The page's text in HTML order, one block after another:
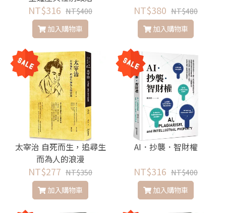
NT$316 NT$400
加入購物車
NT$380 NT$480
加入購物車
太宰治 自死而生，追尋生
而為人的浪漫
NT$277 NT$350
加入購物車
AI．抄襲．智財權
NT$316 NT$400
加入購物車